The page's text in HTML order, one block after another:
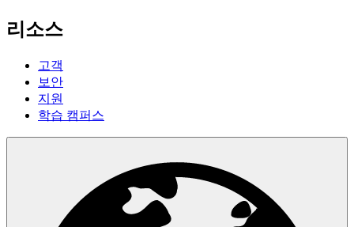
리소스
고객
보안
지원
학습 캠퍼스